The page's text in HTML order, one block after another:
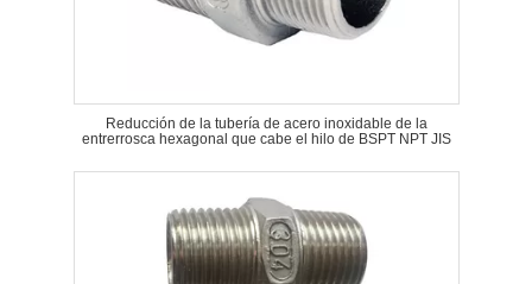
Reducción de la tubería de acero inoxidable de la
entrerrosca hexagonal que cabe el hilo de BSPT NPT JIS